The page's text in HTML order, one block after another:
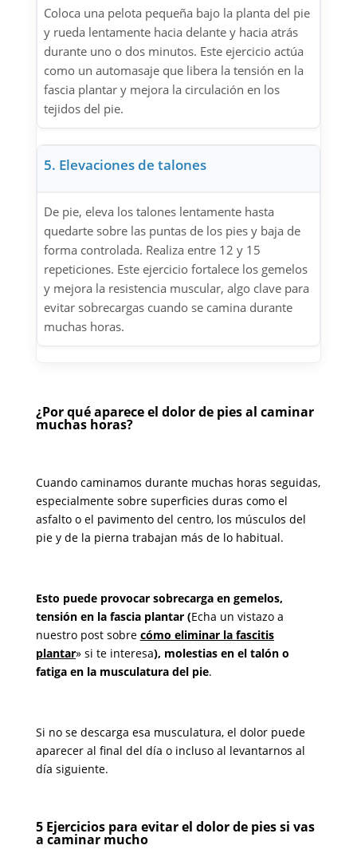
Coloca una pelota pequeña bajo la planta del pie
y rueda lentamente hacia delante y hacia atrás
durante uno o dos minutos. Este ejercicio actúa
como un automasaje que libera la tensión en la
fascia plantar y mejora la circulación en los
tejidos del pie.
5. Elevaciones de talones
De pie, eleva los talones lentamente hasta
quedarte sobre las puntas de los pies y baja de
forma controlada. Realiza entre 12 y 15
repeticiones. Este ejercicio fortalece los gemelos
y mejora la resistencia muscular, algo clave para
evitar sobrecargas cuando se camina durante
muchas horas.
¿Por qué aparece el dolor de pies al caminar
muchas horas?
Cuando caminamos durante muchas horas seguidas,
especialmente sobre superficies duras como el
asfalto o el pavimento del centro, los músculos del
pie y de la pierna trabajan más de lo habitual.
Esto puede provocar sobrecarga en gemelos,
tensión en la fascia plantar (Echa un vistazo a
nuestro post sobre cómo eliminar la fascitis
plantar» si te interesa), molestias en el talón o
fatiga en la musculatura del pie.
Si no se descarga esa musculatura, el dolor puede
aparecer al final del día o incluso al levantarnos al
día siguiente.
5 Ejercicios para evitar el dolor de pies si vas
a caminar mucho